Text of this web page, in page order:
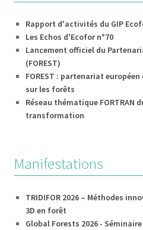
Rapport d'activités du GIP
Les Echos d'Ecofor n°70
Lancement officiel du
(FOREST)
FOREST : partenariat
sur les forêts
Réseau thématique FORTRAN
transformation
Manifestations
TRIDIFOR 2026 – Méthodes
3D en forêt
Global Forests 2026 -